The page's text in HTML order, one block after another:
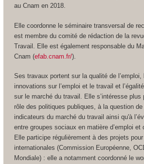
au Cnam en 2018.
Elle coordonne le séminaire transversal de
est membre du comité de rédaction de la
Travail
. Elle est également responsable du
Cnam (efab.cnam.fr/).
Ses travaux portent sur la qualité de
innovations sur l’emploi et le travail et
sur le marché du travail. Elle s’intéresse plus
rôle des politiques publiques, à la question
indicateurs du marché du travail ainsi qu'à
entre groupes sociaux en matière d’emploi et
Elle participe régulièrement à des projets
internationales (Commission Européenne,
Mondiale) : elle a notamment coordonné le